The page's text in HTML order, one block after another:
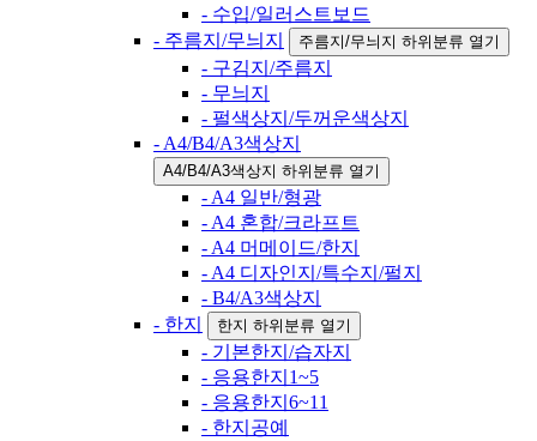
- 수입/일러스트보드
- 주름지/무늬지
주름지/무늬지 하위분류 열기
- 구김지/주름지
- 무늬지
- 펄색상지/두꺼운색상지
- A4/B4/A3색상지
A4/B4/A3색상지 하위분류 열기
- A4 일반/형광
- A4 혼합/크라프트
- A4 머메이드/한지
- A4 디자인지/특수지/펄지
- B4/A3색상지
- 한지
한지 하위분류 열기
- 기본한지/습자지
- 응용한지1~5
- 응용한지6~11
- 한지공예